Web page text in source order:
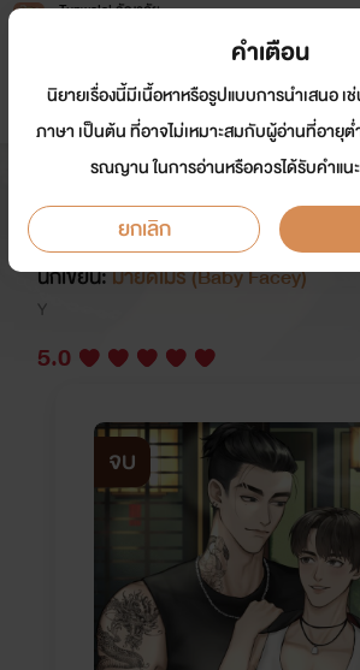
Tunwalai ธัญวลัย
หน้าแรก นิยาย อีบุ๊ก การ์ตูน
หลอกต้มมาเฟียอยู่ดีๆ รู้
กลายเป็นซ้อไปเสียแล้ว (อัลฟ่า
นักเขียน:มายด์เมรี (Baby Facey)
Y
5.0
จบ
คำเตือน
นิยายเรื่องนี้มีเนื้อหาหรือรูปแบบการนำเสนอ
ภาษา เป็นต้น ที่อาจไม่เหมาะสมกับผู้อ่านที่อายุต่
รณญาน ในการอ่านหรือควรได้รับคำแ
ยกเลิก